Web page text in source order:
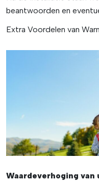
beantwoorden en
Extra Voordelen van
Waardeverhoging van